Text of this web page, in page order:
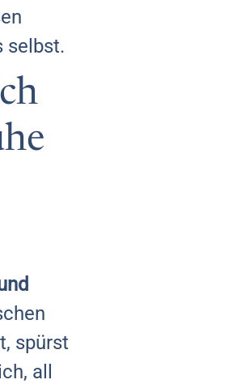
selbst.
spürst
all